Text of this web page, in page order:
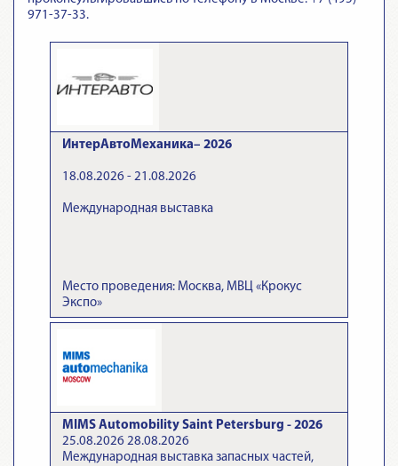
971-37-33.
ИнтерАвтоМеханика– 2026
18.08.2026 - 21.08.2026
Международная выставка
Место проведения: Москва, МВЦ «Крокус
Экспо»
MIMS Automobility Saint Petersburg - 2026
25.08.2026 28.08.2026
Международная выставка запасных частей,